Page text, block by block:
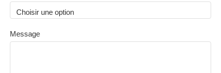
Choisir une option
Message